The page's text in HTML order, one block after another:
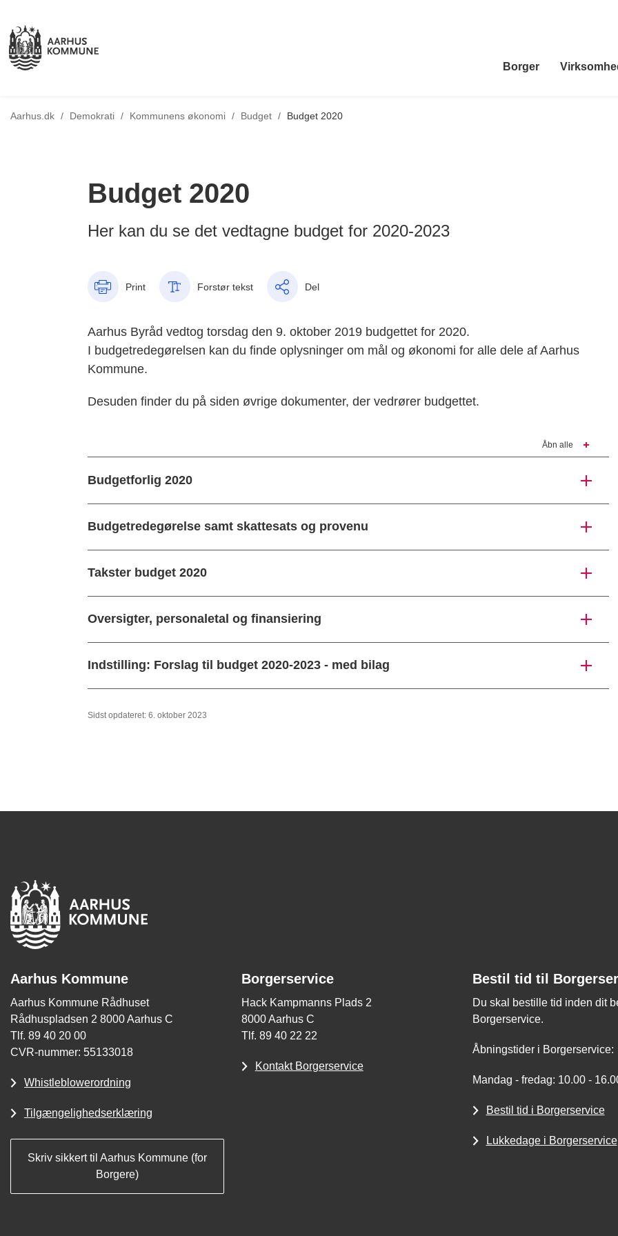
Borger
Aarhus.dk / Demokrati / Kommunens økonomi / Tilbage til
Budget / Budget 2020
Budget 2020
Her kan du se det vedtagne budget for 2020-2023
Print Forstør tekst Del
Aarhus Byråd vedtog torsdag den 9. oktober 2019 budgettet for 2020.
I budgetredegørelsen kan du finde oplysninger om mål og økonomi for alle dele af Aarhus
Kommune.
Desuden finder du på siden øvrige dokumenter, der vedrører budgettet.
Åbn alle
Budgetforlig 2020
Budgetredegørelse samt skattesats og provenu
Takster budget 2020
Oversigter, personaletal og finansiering
Indstilling: Forslag til budget 2020-2023 - med bilag
Sidst opdateret: 6. oktober 2023
Aarhus Kommune
Aarhus Kommune Rådhuset
Rådhuspladsen 2 8000 Aarhus C
Tlf. 89 40 20 00
CVR-nummer: 55133018
Whistleblowerordning
Tilgængelighedserklæring
Skriv sikkert til Aarhus Kommune (for
Borgere)
Borgerservice
Hack Kampmanns Plads 2
8000 Aarhus C
Tlf. 89 40 22 22
Kontakt Borgerservice
Bestil tid til
Du skal bestille tid inden dit
Borgerservice.
Åbningstider i Borgerservice:
Mandag - fredag: 10.00 -
Bestil tid i Borgerservice
Lukkedage i Borgerservice